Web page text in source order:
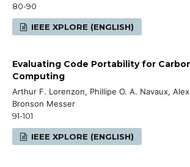
80-90
IEEE XPLORE (ENGLISH)
Evaluating Code Portability for
Computing
Arthur F. Lorenzon, Phillipe O. A. Navaux,
Bronson Messer
91-101
IEEE XPLORE (ENGLISH)